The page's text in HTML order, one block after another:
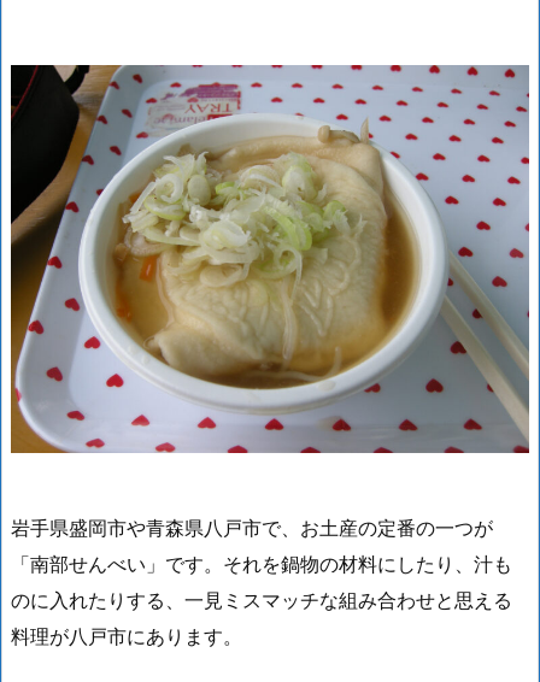
岩手県盛岡市や青森県八戸市で、お土産の定番の一つが
「南部せんべい」です。それを鍋物の材料にしたり、汁も
のに入れたりする、一見ミスマッチな組み合わせと思える
料理が八戸市にあります。